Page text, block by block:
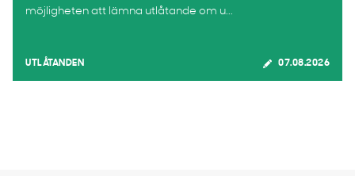
möjligheten att lämna utlåtande om u...
UTLÅTANDEN 07.08.2026